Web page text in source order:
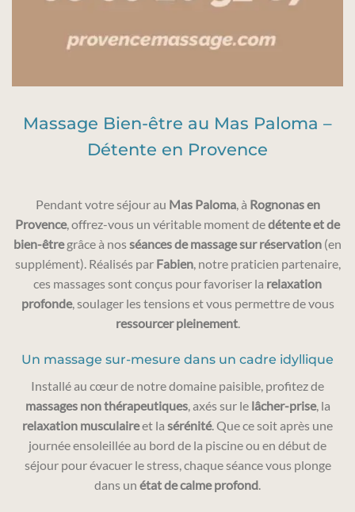
Massage Bien-être au Mas Paloma –
Détente en Provence
Pendant votre séjour au Mas Paloma, à Rognonas en
Provence, offrez-vous un véritable moment dedétente et de
bien-êtregrâce à nosséances de massage sur réservation (en
supplément). Réalisés par Fabien, notre praticien partenaire,
ces massages sont conçus pour favoriser la relaxation
profonde, soulager les tensions et vous permettre de vous
ressourcer pleinement.
Un massage sur-mesure dans un cadre idyllique
Installé au cœur de notre domaine paisible, profitez de
massages non thérapeutiques, axés sur le lâcher-prise, la
relaxation musculaireet la sérénité. Que ce soit après une
journée ensoleillée au bord de la piscine ou en début de
séjour pour évacuer le stress, chaque séance vous plonge
dans un état de calme profond